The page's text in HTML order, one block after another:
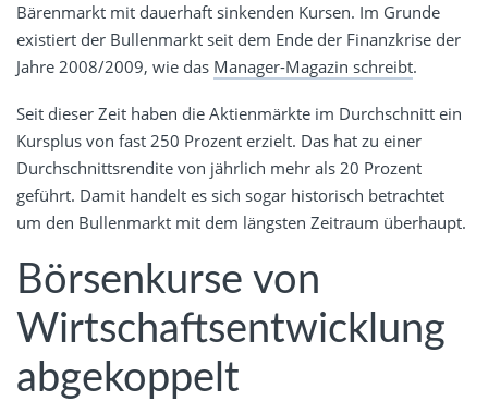
Bärenmarkt mit dauerhaft sinkenden Kursen. Im Grunde
existiert der Bullenmarkt seit dem Ende der Finanzkrise der
Jahre 2008/2009, wie das Manager-Magazin schreibt.
Seit dieser Zeit haben die Aktienmärkte im Durchschnitt ein
Kursplus von fast 250 Prozent erzielt. Das hat zu einer
Durchschnittsrendite von jährlich mehr als 20 Prozent
geführt. Damit handelt es sich sogar historisch betrachtet
um den Bullenmarkt mit dem längsten Zeitraum überhaupt.
Börsenkurse von
Wirtschaftsentwicklung
abgekoppelt